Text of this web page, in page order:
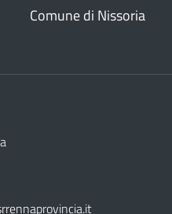
Comune di Nissoria